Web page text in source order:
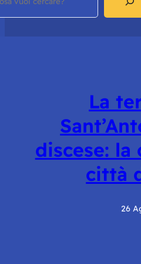
La
discese: la
città
26